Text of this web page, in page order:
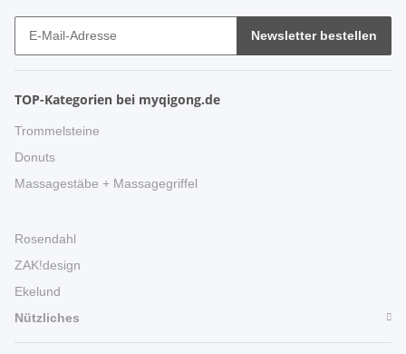
Newsletter bestellen
TOP-Kategorien bei myqigong.de
Trommelsteine
Donuts
Massagestäbe + Massagegriffel
Rosendahl
ZAK!design
Ekelund
Nützliches